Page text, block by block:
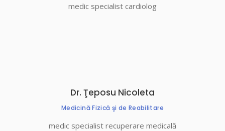
medic specialist cardiolog
Dr. Ţeposu Nicoleta
Medicină Fizică şi de Reabilitare
medic specialist recuperare medicală